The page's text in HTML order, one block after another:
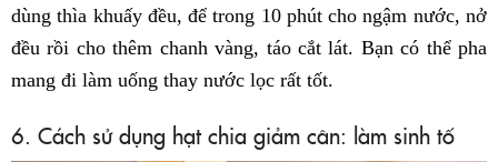
dùng thìa khuấy đều, để trong 10 phút cho ngậm nước, nở
đều rồi cho thêm chanh vàng, táo cắt lát. Bạn có thể pha
mang đi làm uống thay nước lọc rất tốt.
6. Cách sử dụng hạt chia giảm cân: làm sinh tố